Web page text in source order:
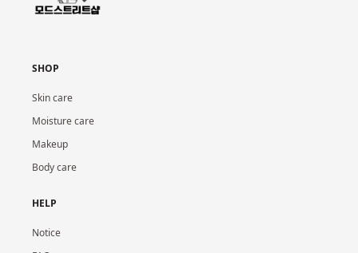
SHOP
Skin care
Moisture care
Makeup
Body care
HELP
Notice